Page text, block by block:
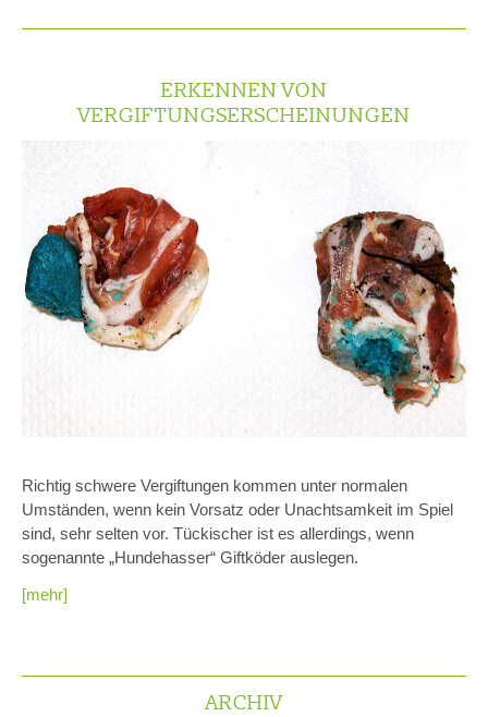
ERKENNEN VON
VERGIFTUNGSERSCHEINUNGEN
Richtig schwere Vergiftungen kommen unter normalen
Umständen, wenn kein Vorsatz oder Unachtsamkeit im Spiel
sind, sehr selten vor. Tückischer ist es allerdings, wenn
sogenannte „Hundehasser“ Giftköder auslegen.
[mehr]
ARCHIV